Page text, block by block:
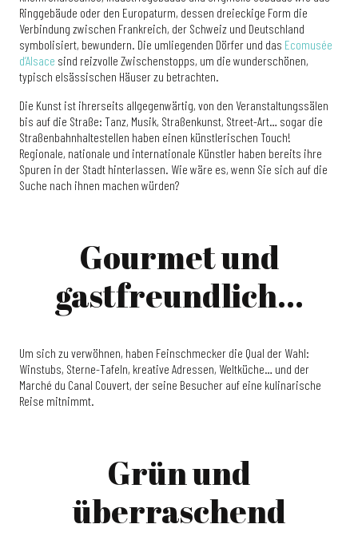
Ringgebäude oder den Europaturm, dessen dreieckige Form die
Verbindung zwischen Frankreich, der Schweiz und Deutschland
symbolisiert, bewundern. Die umliegenden Dörfer und das Ecomusée
d’Alsace sind reizvolle Zwischenstopps, um die wunderschönen,
typisch elsässischen Häuser zu betrachten.
Die Kunst ist ihrerseits allgegenwärtig, von den Veranstaltungssälen
bis auf die Straße: Tanz, Musik, Straßenkunst, Street-Art… sogar die
Straßenbahnhaltestellen haben einen künstlerischen Touch!
Regionale, nationale und internationale Künstler haben bereits ihre
Spuren in der Stadt hinterlassen. Wie wäre es, wenn Sie sich auf die
Suche nach ihnen machen würden?
Gourmet und
gastfreundlich...
Um sich zu verwöhnen, haben Feinschmecker die Qual der Wahl:
Winstubs, Sterne-Tafeln, kreative Adressen, Weltküche… und der
Marché du Canal Couvert, der seine Besucher auf eine kulinarische
Reise mitnimmt.
Grün und
überraschend